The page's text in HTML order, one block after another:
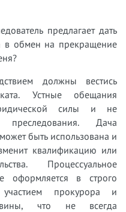
предлагает дать
в обмен на прекращение
должны вестись
Устные обещания
силы и не
преследования. Дача
быть использована и
квалификацию или
Процессуальное
оформляется в строго
прокурора и
вины, что не всегда